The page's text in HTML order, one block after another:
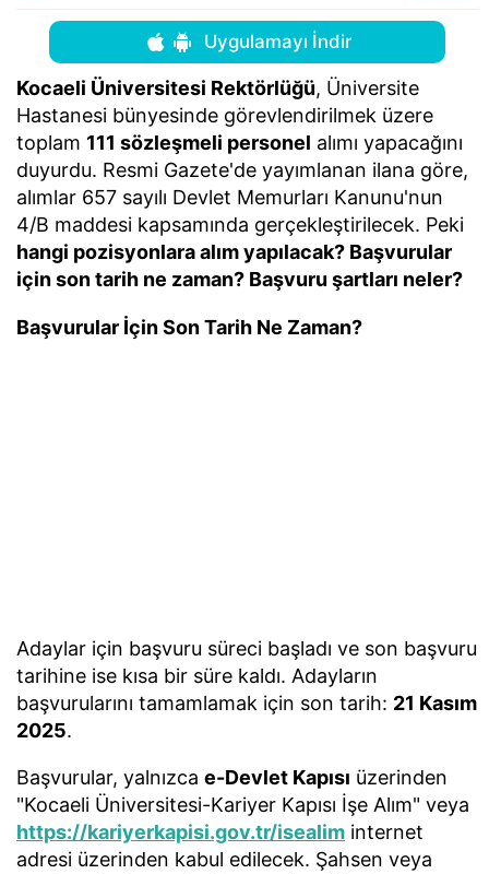
Uygulamayı İndir
Kocaeli Üniversitesi Rektörlüğü, Üniversite
Hastanesi bünyesinde görevlendirilmek üzere
toplam 111 sözleşmeli personel alımı yapacağını
duyurdu. Resmi Gazete'de yayımlanan ilana göre,
alımlar 657 sayılı Devlet Memurları Kanunu'nun
4/B maddesi kapsamında gerçekleştirilecek. Peki
hangi pozisyonlara alım yapılacak? Başvurular
için son tarih ne zaman? Başvuru şartları neler?
Başvurular İçin Son Tarih Ne Zaman?
Adaylar için başvuru süreci başladı ve son başvuru
tarihine ise kısa bir süre kaldı. Adayların
başvurularını tamamlamak için son tarih: 21 Kasım
2025.
Başvurular, yalnızca e-Devlet Kapısı üzerinden
"Kocaeli Üniversitesi-Kariyer Kapısı İşe Alım" veya
https://kariyerkapisi.gov.tr/isealim internet
adresi üzerinden kabul edilecek. Şahsen veya